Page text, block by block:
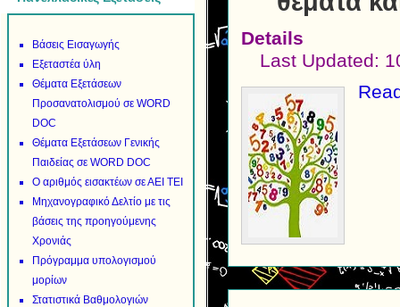
Βάσεις Εισαγωγής
Εξεταστέα ύλη
Θέματα Εξετάσεων
Προσανατολισμού σε WORD
DOC
Θέματα Εξετάσεων Γενικής
Παιδείας σε WORD DOC
Ο αριθμός εισακτέων σε ΑΕΙ ΤΕΙ
Μηχανογραφικό Δελτίο με τις
βάσεις της προηγούμενης
Χρονιάς
Πρόγραμμα υπολογισμού
μορίων
Στατιστικά Βαθμολογιών
Details
Last Updated: